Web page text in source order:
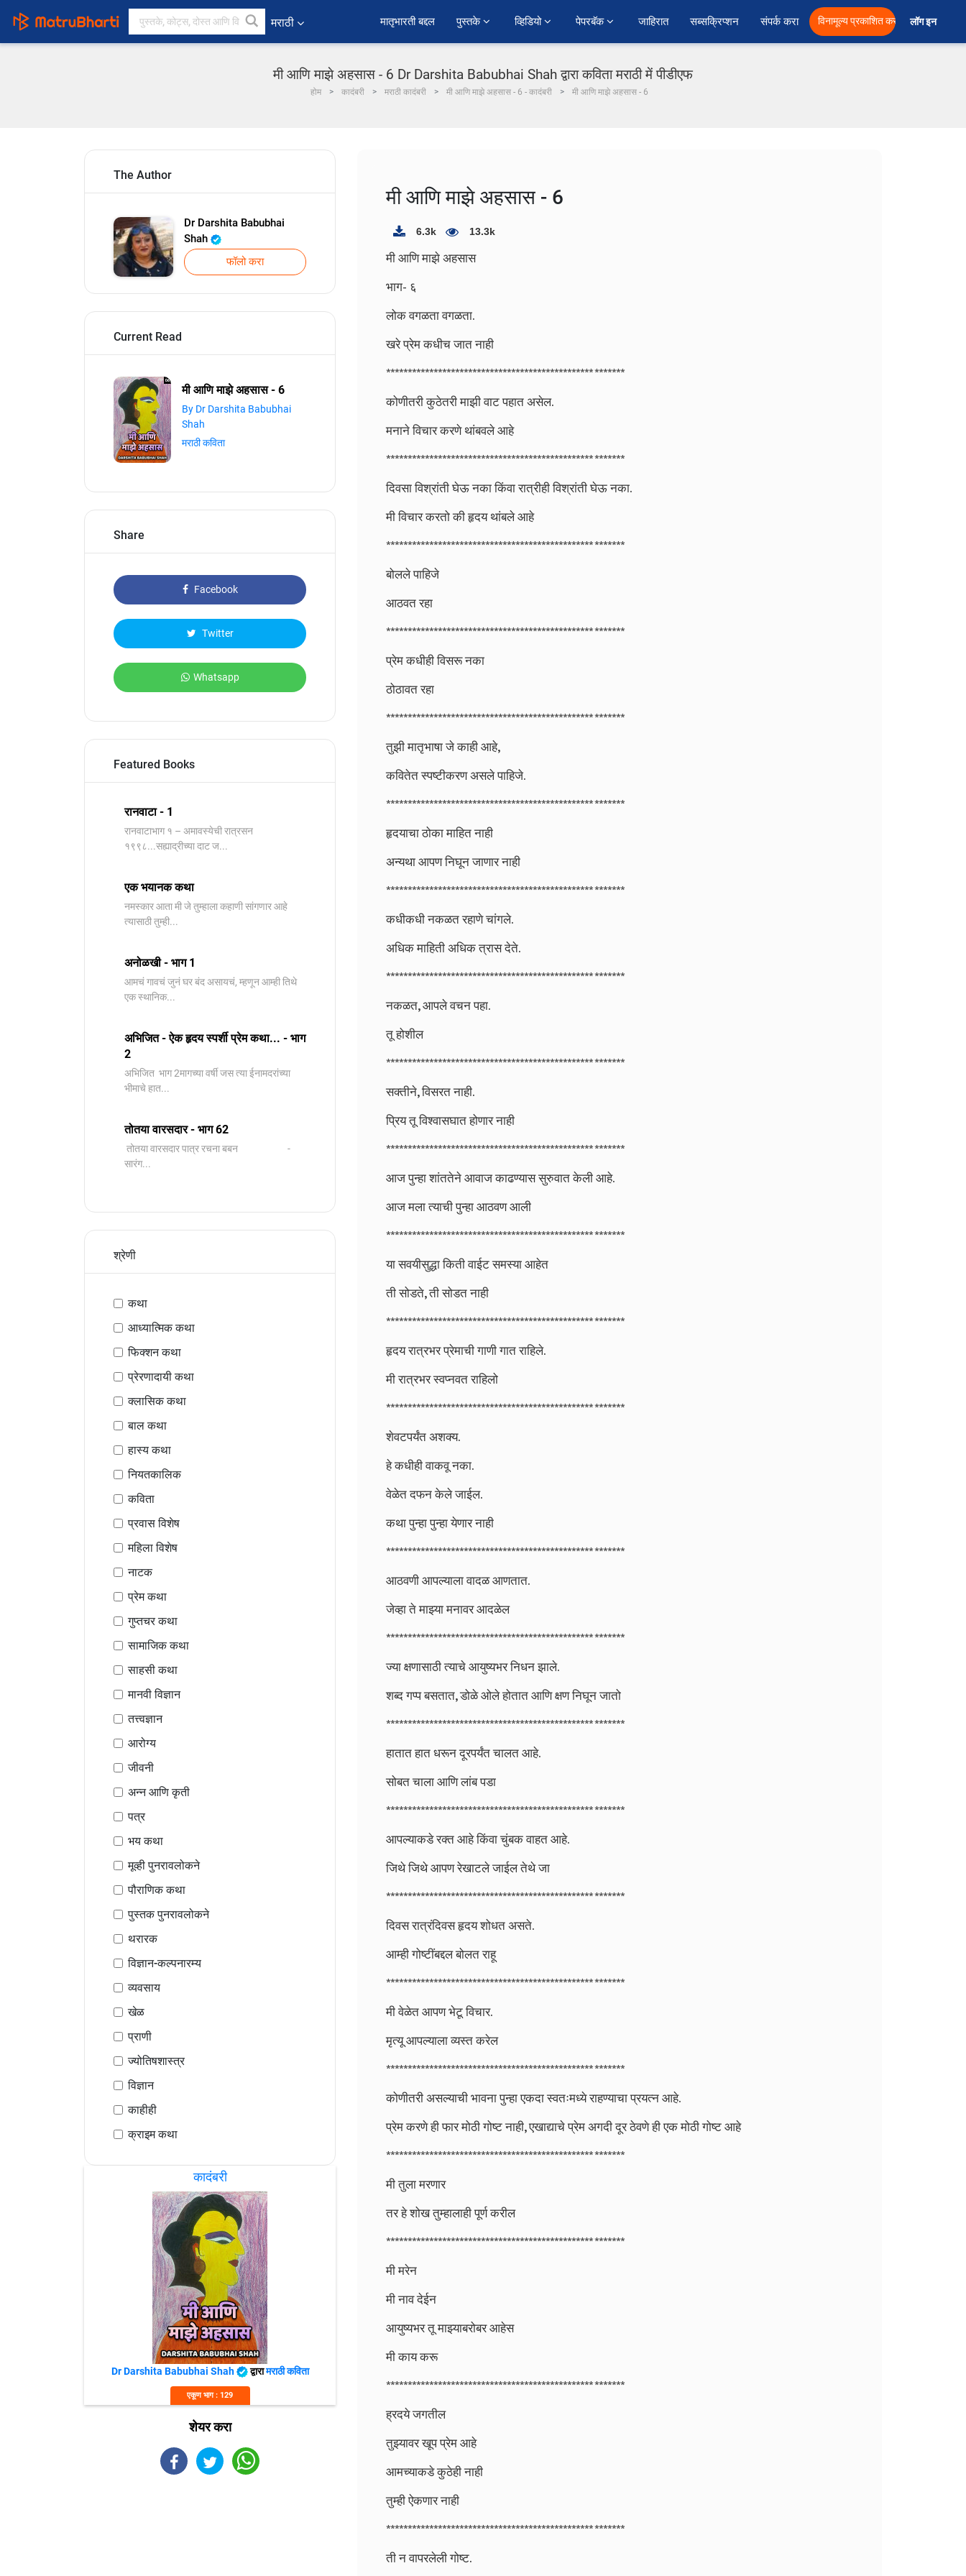
मराठी ﻿मातृभारती बद्दल पुस्तके व्हिडियो पेपरबॅक जाहिरात सब्सक्रिप्शन संपर्क करा विनामूल्य प्रकाशित करा लॉग इन
मी आणि माझे अहसास - 6 Dr Darshita Babubhai Shah द्वारा कविता मराठी में पीडीएफ
होम कादंबरी मराठी कादंबरी मी आणि माझे अहसास - 6 - कादंबरी मी आणि माझे अहसास - 6
The Author
Dr Darshita Babubhai
Shah
फॉलो करा
Current Read
मी आणि माझे अहसास - 6
By Dr Darshita Babubhai
Shah
मराठी कविता
Share
Facebook
Twitter
Whatsapp
Featured Books
रानवाटा - 1
रानवाटाभाग १ – अमावस्येची रात्रसन
१९९८...सह्याद्रीच्या दाट ज...
एक भयानक कथा
नमस्कार आता मी जे तुम्हाला कहाणी सांगणार आहे
त्यासाठी तुम्ही...
अनोळखी - भाग 1
आमचं गावचं जुनं घर बंद असायचं, म्हणून आम्ही तिथे
एक स्थानिक...
अभिजित - ऐक हृदय स्पर्शी प्रेम कथा... - भाग
2
️अभिजित ️ भाग 2मागच्या वर्षी जस त्या ईनामदरांच्या
भीमाचे हात...
तोतया वारसदार - भाग 62
तोतया वारसदार पात्र रचना बबन -
सारंग...
श्रेणी
कथा
आध्यात्मिक कथा
फिक्शन कथा
प्रेरणादायी कथा
क्लासिक कथा
बाल कथा
हास्य कथा
नियतकालिक
कविता
प्रवास विशेष
महिला विशेष
नाटक
प्रेम कथा
गुप्तचर कथा
सामाजिक कथा
साहसी कथा
मानवी विज्ञान
तत्त्वज्ञान
आरोग्य
जीवनी
अन्न आणि कृती
पत्र
भय कथा
मूव्ही पुनरावलोकने
पौराणिक कथा
पुस्तक पुनरावलोकने
थरारक
विज्ञान-कल्पनारम्य
व्यवसाय
खेळ
प्राणी
ज्योतिषशास्त्र
विज्ञान
काहीही
क्राइम कथा
कादंबरी
Dr Darshita Babubhai Shah द्वारामराठी कविता
एकूण भाग : 129
शेयर करा
मी आणि माझे अहसास - 6
6.3k 13.3k
मी आणि माझे अहसास
भाग- ६
लोक वगळता वगळता.
खरे प्रेम कधीच जात नाही
************************************************ *******
कोणीतरी कुठेतरी माझी वाट पहात असेल.
मनाने विचार करणे थांबवले आहे
************************************************ *******
दिवसा विश्रांती घेऊ नका किंवा रात्रीही विश्रांती घेऊ नका.
मी विचार करतो की हृदय थांबले आहे
************************************************ *******
बोलले पाहिजे
आठवत रहा
************************************************ *******
प्रेम कधीही विसरू नका
ठोठावत रहा
************************************************ *******
तुझी मातृभाषा जे काही आहे,
कवितेत स्पष्टीकरण असले पाहिजे.
************************************************ *******
हृदयाचा ठोका माहित नाही
अन्यथा आपण निघून जाणार नाही
************************************************ *******
कधीकधी नकळत रहाणे चांगले.
अधिक माहिती अधिक त्रास देते.
************************************************ *******
नकळत, आपले वचन पहा.
तू होशील
************************************************ *******
सक्तीने, विसरत नाही.
प्रिय तू विश्वासघात होणार नाही
************************************************ *******
आज पुन्हा शांततेने आवाज काढण्यास सुरुवात केली आहे.
आज मला त्याची पुन्हा आठवण आली
************************************************ *******
या सवयीसुद्धा किती वाईट समस्या आहेत
ती सोडते, ती सोडत नाही
************************************************ *******
हृदय रात्रभर प्रेमाची गाणी गात राहिले.
मी रात्रभर स्वप्नवत राहिलो
************************************************ *******
शेवटपर्यंत अशक्य.
हे कधीही वाकवू नका.
वेळेत दफन केले जाईल.
कथा पुन्हा पुन्हा येणार नाही
************************************************ *******
आठवणी आपल्याला वादळ आणतात.
जेव्हा ते माझ्या मनावर आदळेल
************************************************ *******
ज्या क्षणासाठी त्याचे आयुष्यभर निधन झाले.
शब्द गप्प बसतात, डोळे ओले होतात आणि क्षण निघून जातो
************************************************ *******
हातात हात धरून दूरपर्यंत चालत आहे.
सोबत चाला आणि लांब पडा
************************************************ *******
आपल्याकडे रक्त आहे किंवा चुंबक वाहत आहे.
जिथे जिथे आपण रेखाटले जाईल तेथे जा
************************************************ *******
दिवस रात्रंदिवस हृदय शोधत असते.
आम्ही गोष्टींबद्दल बोलत राहू
************************************************ *******
मी वेळेत आपण भेटू विचार.
मृत्यू आपल्याला व्यस्त करेल
************************************************ *******
कोणीतरी असल्याची भावना पुन्हा एकदा स्वतःमध्ये राहण्याचा प्रयत्न आहे.
प्रेम करणे ही फार मोठी गोष्ट नाही, एखाद्याचे प्रेम अगदी दूर ठेवणे ही एक मोठी गोष्ट आहे
************************************************ *******
मी तुला मरणार
तर हे शोख तुम्हालाही पूर्ण करील
************************************************ *******
मी मरेन
मी नाव देईन
आयुष्यभर तू माझ्याबरोबर आहेस
मी काय करू
************************************************ *******
ह्रदये जगतील
तुझ्यावर खूप प्रेम आहे
आमच्याकडे कुठेही नाही
तुम्ही ऐकणार नाही
************************************************ *******
ती न वापरलेली गोष्ट.